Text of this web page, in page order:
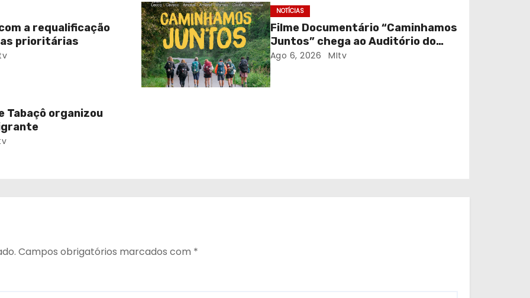
a requalificação
prioritárias
NOTÍCIAS
Filme Documentário “Caminhamos
Juntos” chega ao Auditório do
C.E.R. Vagos em sessão solidária
Ago 6, 2026 MItv
Tabaçô organizou
Campos obrigatórios marcados com *